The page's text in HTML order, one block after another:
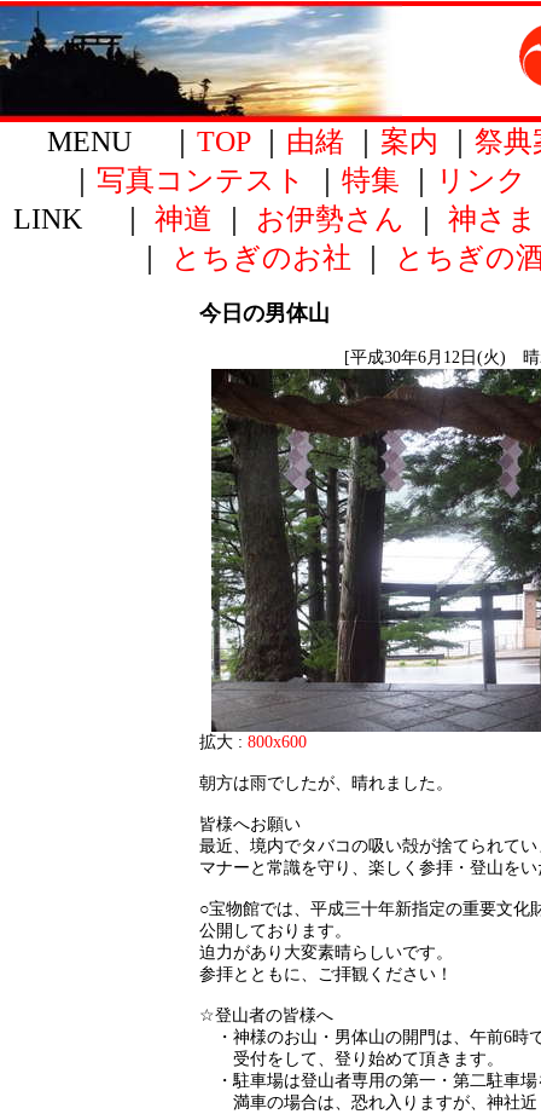
MENU ｜ TOP｜ 由緒 案内
祭典
写真コンテスト 特集 リンク
LINK ｜ 神道 お伊勢さん 神さま
とちぎのお社 とちぎの
今日の男体山
[平成30年6月12日(火)
拡大 : 800x600
朝方は雨でしたが、晴れました。
皆様へお願い
最近、境内でタバコの吸い殻が捨てられて
マナーと常識を守り、楽しく参拝・登山を
○宝物館では、平成三十年新指定の重要文化
公開しております。
迫力があり大変素晴らしいです。
参拝とともに、ご拝観ください！
☆登山者の皆様へ
・神様のお山・男体山の開門は、午前6時
受付をして、登り始めて頂きます。
・駐車場は登山者専用の第一・第二駐車場
満車の場合は、恐れ入りますが、神社近